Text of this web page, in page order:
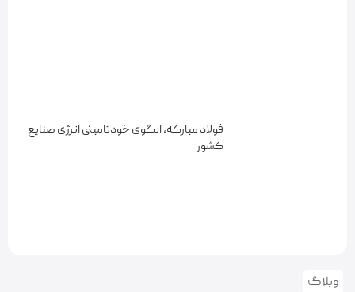
فولاد مبارکه، الگوی خودتامینی انرژی صنایع
کشور
وبلاگ